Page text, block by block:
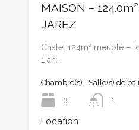
MAISON –
JAREZ
Chalet 124m² meublé –
1 an…
Chambre(s)
3
Salle(s) de
1
Location